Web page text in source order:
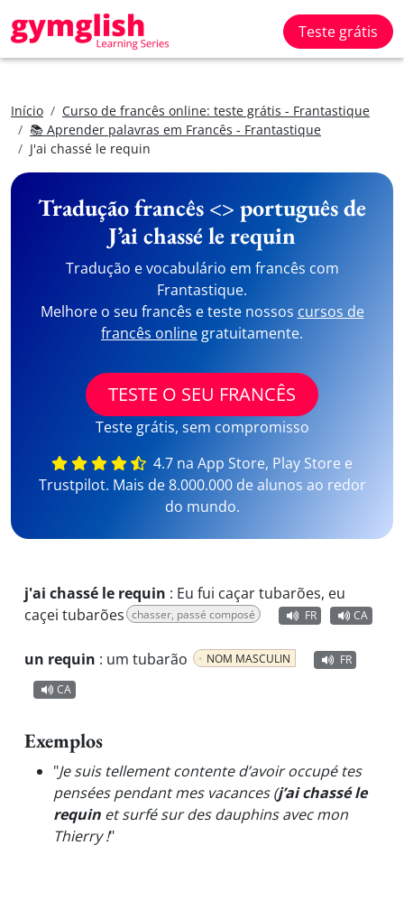
Teste grátis
Início
Curso de francês online: teste grátis - Frantastique
📚 Aprender palavras em Francês - Frantastique
J'ai chassé le requin
Tradução francês <> português de
J’ai chassé le requin
Tradução e vocabulário em francês com
Frantastique.
Melhore o seu francês e teste nossos cursos de
francês online gratuitamente.
TESTE O SEU FRANCÊS
Teste grátis, sem compromisso
4.7 na App Store, Play Store e
Trustpilot. Mais de 8.000.000 de alunos ao redor
do mundo.
j'ai chassé le requin : Eu fui caçar tubarões, eu
caçei tubarões chasser, passé composé FR CA
un requin : um tubarão NOM MASCULIN
FR
CA
Exemplos
"Je suis tellement contente d’avoir occupé tes
pensées pendant mes vacances (j’ai chassé le
requin et surfé sur des dauphins avec mon
Thierry !"